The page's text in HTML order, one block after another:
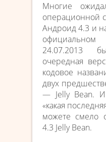
Многие
операционной
Андроид 4.3 и
24.07.2013
очередная
кодовое
двух
— Jelly Bean.
«какая
можете смело
4.3 Jelly Bean.